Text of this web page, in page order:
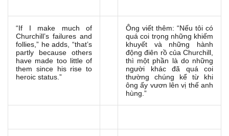
“If I make much of
Churchill’s failures and
follies,” he adds, “that’s
partly because others
have made too little of
them since his rise to
heroic status.”
Ông viết thêm: “Nếu tôi có
quá coi trọng những khiếm
khuyết và những hành
động điên rồ của Churchill,
thì một phần là do những
người khác đã quá coi
thường chúng kể từ khi
ông ấy vươn lên vị thế anh
hùng.”